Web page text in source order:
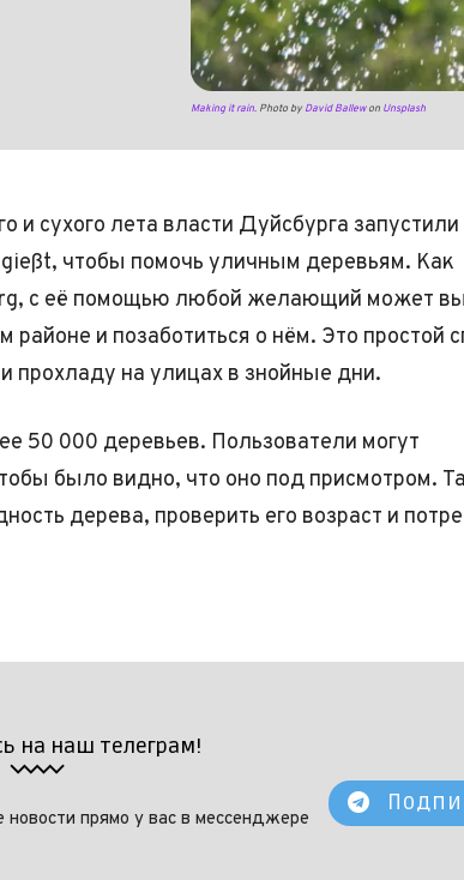
Making it rain. Photo byDavid Ballewon Unsplash
и сухого лета власти Дуйсбурга запустили
чтобы помочь уличным деревьям. Как
с её помощью любой желающий может
районе и позаботиться о нём. Это простой
прохладу на улицах в знойные дни.
50 000 деревьев. Пользователи могут
было видно, что оно под присмотром.
дерева, проверить его возраст и
на наш телеграм!
прямо у вас в мессенджере